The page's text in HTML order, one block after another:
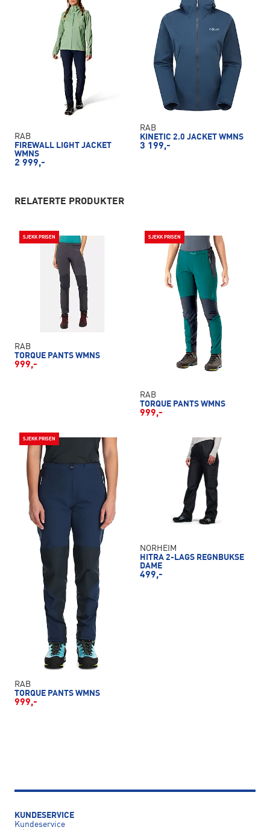
RAB
FIREWALL LIGHT JACKET
WMNS
2 999,-
RAB
KINETIC 2.0 JACKET WMNS
3 199,-
RELATERTE PRODUKTER
SJEKK PRISEN
RAB
TORQUE PANTS WMNS
999,-
SJEKK PRISEN
RAB
TORQUE PANTS WMNS
999,-
SJEKK PRISEN
RAB
TORQUE PANTS WMNS
999,-
NORHEIM
HITRA 2-LAGS REGNBUKSE
DAME
499,-
KUNDESERVICE
Kundeservice